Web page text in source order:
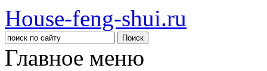
House-feng-shui.ru
Главное меню